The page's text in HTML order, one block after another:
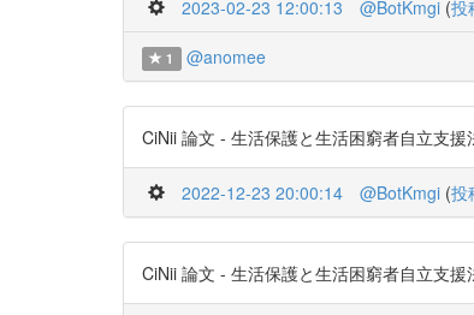
2023-02-23 12:00:13 @BotKmgi (投
1 @anomee
CiNii 論文 - 生活保護と生活困窮者自立支
2022-12-23 20:00:14 @BotKmgi (投
CiNii 論文 - 生活保護と生活困窮者自立支